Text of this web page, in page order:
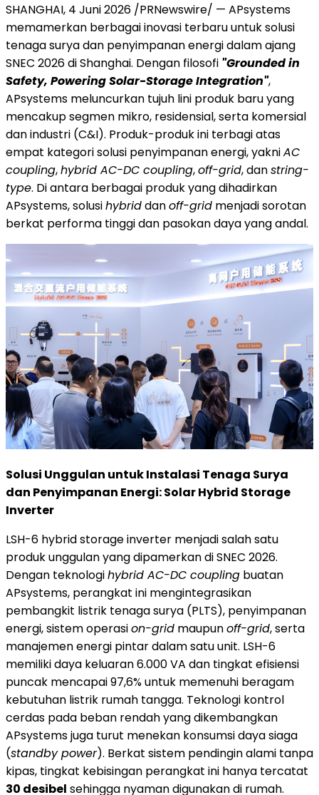
SHANGHAI, 4 Juni 2026 /PRNewswire/ — APsystems
memamerkan berbagai inovasi terbaru untuk solusi
tenaga surya dan penyimpanan energi dalam ajang
SNEC 2026 di Shanghai. Dengan filosofi "Grounded in
Safety, Powering Solar-Storage Integration",
APsystems meluncurkan tujuh lini produk baru yang
mencakup segmen mikro, residensial, serta komersial
dan industri (C&I). Produk-produk ini terbagi atas
empat kategori solusi penyimpanan energi, yakniAC
coupling,hybrid AC-DC coupling,off-grid, danstring-
type. Di antara berbagai produk yang dihadirkan
APsystems, solusihybriddanoff-grid menjadi sorotan
berkat performa tinggi dan pasokan daya yang andal.
Solusi Unggulan untuk Instalasi Tenaga Surya
dan Penyimpanan Energi: Solar Hybrid Storage
Inverter
LSH-6 hybrid storage inverter menjadi salah satu
produk unggulan yang dipamerkan di SNEC 2026.
Dengan teknologihybrid AC-DC coupling buatan
APsystems, perangkat ini mengintegrasikan
pembangkit listrik tenaga surya (PLTS), penyimpanan
energi, sistem operasion-grid maupunoff-grid, serta
manajemen energi pintar dalam satu unit. LSH-6
memiliki daya keluaran 6.000 VA dan tingkat efisiensi
puncak mencapai 97,6% untuk memenuhi beragam
kebutuhan listrik rumah tangga. Teknologi kontrol
cerdas pada beban rendah yang dikembangkan
APsystems juga turut menekan konsumsi daya siaga
(standby power). Berkat sistem pendingin alami tanpa
kipas, tingkat kebisingan perangkat ini hanya tercatat
30 desibel sehingga nyaman digunakan di rumah.